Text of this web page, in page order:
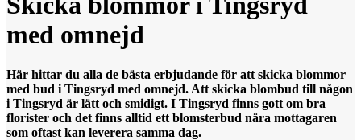
med omnejd
Här hittar du alla de bästa erbjudande för att skicka blommor
med bud i Tingsryd med omnejd. Att skicka blombud till någon
i Tingsryd är lätt och smidigt. I Tingsryd finns gott om bra
florister och det finns alltid ett blomsterbud nära mottagaren
som oftast kan leverera samma dag.